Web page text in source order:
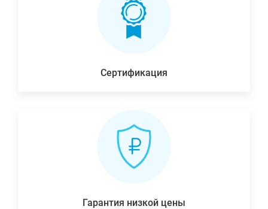
Сертификация
Гарантия низкой цены